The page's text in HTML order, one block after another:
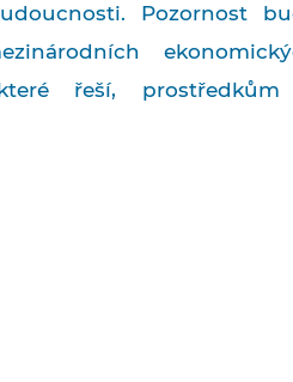
Pozornost
řeší,